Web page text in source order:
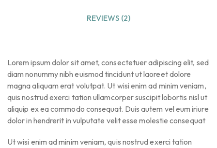
REVIEWS (2)
Lorem ipsum dolor sit amet, consectetuer adipiscing elit, sed
diam nonummy nibh euismod tincidunt ut laoreet dolore
magna aliquam erat volutpat. Ut wisi enim ad minim veniam,
quis nostrud exerci tation ullamcorper suscipit lobortis nisl ut
aliquip ex ea commodo consequat. Duis autem vel eum iriure
dolor in hendrerit in vulputate velit esse molestie consequat
Ut wisi enim ad minim veniam, quis nostrud exerci tation